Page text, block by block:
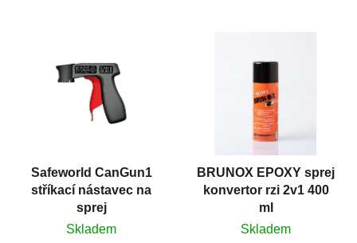
Safeworld CanGun1
stříkací nástavec na
sprej
Skladem
BRUNOX EPOXY sprej
konvertor rzi 2v1 400
ml
Skladem